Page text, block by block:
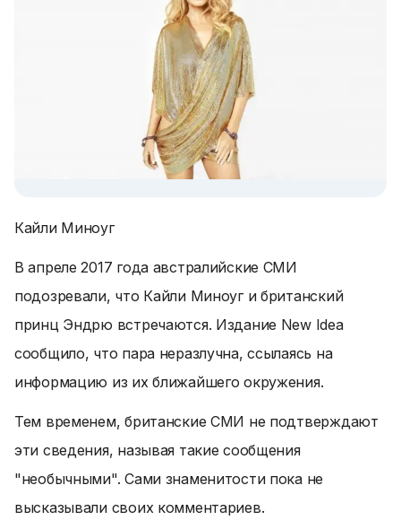
Кайли Миноуг
В апреле 2017 года австралийские СМИ
подозревали, что Кайли Миноуг и британский
принц Эндрю встречаются. Издание New Idea
сообщило, что пара неразлучна, ссылаясь на
информацию из их ближайшего окружения.
Тем временем, британские СМИ не подтверждают
эти сведения, называя такие сообщения
"необычными". Сами знаменитости пока не
высказывали своих комментариев.